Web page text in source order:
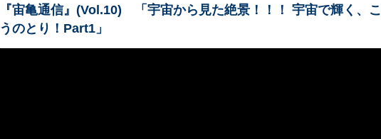
『宙亀通信』(Vol.10) 「宇宙から見た絶景！！！ 宇宙で輝く、こ
うのとり！Part1」